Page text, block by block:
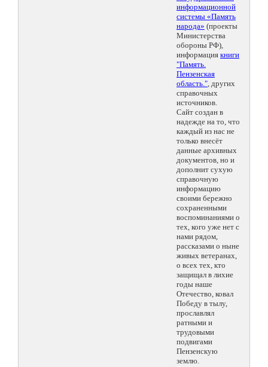
информационной
системы «Память
народа» (проекты
Министерства
обороны РФ),
информация книги
"Память.
Пензенская
область.", других
справочных
источников.
Сайт создан в
надежде на то, что
каждый из нас не
только внесёт
данные архивных
документов, но и
дополнит сухую
справочную
информацию
своими бережно
сохраненными
воспоминаниями о
тех, кого уже нет с
нами рядом,
рассказами о ныне
живых ветеранах,
о всех тех, кто
защищал в лихие
годы наше
Отечество, ковал
Победу в тылу,
прославлял
ратными и
трудовыми
подвигами
Пензенскую
землю.